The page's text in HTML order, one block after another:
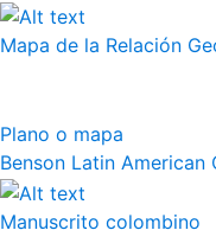
Mapa de la Relación
Plano o mapa
Benson Latin American
Manuscrito colombino